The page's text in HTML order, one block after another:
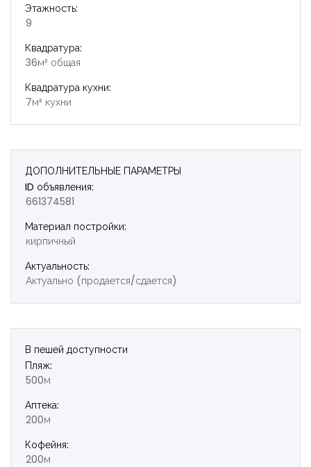
Этажность:
9
Квадратура:
36м² общая
Квадратура кухни:
7м² кухни
ДОПОЛНИТЕЛЬНЫЕ ПАРАМЕТРЫ
ID объявления:
661374581
Материал постройки:
кирпичный
Актуальность:
Актуально (продается/сдается)
В пешей доступности
Пляж:
500м
Аптека:
200м
Кофейня:
200м